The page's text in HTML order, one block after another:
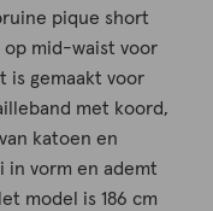
pique short
mid-waist voor
is gemaakt voor
met koord,
katoen en
in vorm en ademt
model is 186 cm